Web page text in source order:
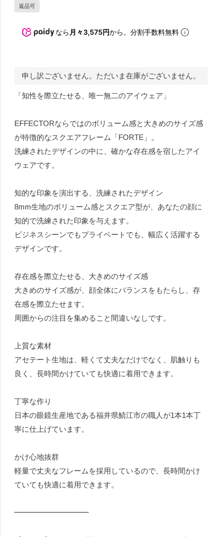
返品可
なら 月々3,575円から。分割手数料無料
申し訳ございません。ただいま在庫がございません。
「知性を際立たせる、唯一無二のアイウェア」
EFFECTORならではのボリューム感と大きめのサイズ感
が特徴的なスクエアフレーム「FORTE」。
洗練されたデザインの中に、確かな存在感を宿したアイ
ウェアです。
知的な印象を演出する、洗練されたデザイン
8mm生地のボリューム感とスクエア型が、あなたの顔に
知的で洗練された印象を与えます。
ビジネスシーンでもプライベートでも、幅広く活躍する
デザインです。
存在感を際立たせる、大きめのサイズ感
大きめのサイズ感が、顔全体にバランスをもたらし、存
在感を際立たせます。
周囲からの注目を集めること間違いなしです。
上質な素材
アセテート生地は、軽くて丈夫なだけでなく、肌触りも
良く、長時間かけていても快適に着用できます。
丁寧な作り
日本の眼鏡生産地である福井県鯖江市の職人が1本1本丁
寧に仕上げています。
かけ心地抜群
軽量で丈夫なフレームを採用しているので、長時間かけ
ていても快適に着用できます。
━━━━━━━━━━